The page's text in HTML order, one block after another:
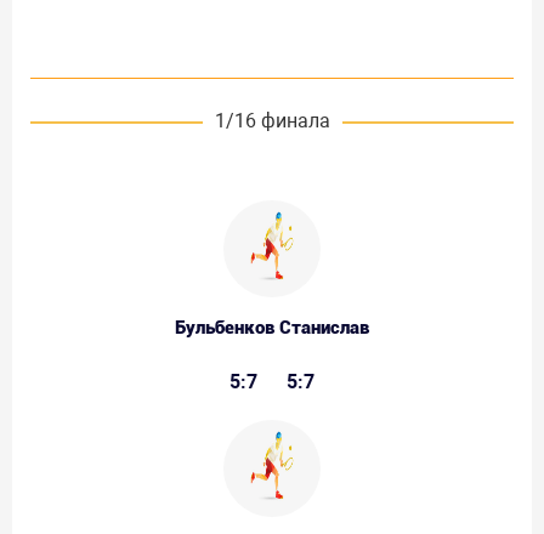
1/16 финала
Бульбенков Станислав
5:7 5:7